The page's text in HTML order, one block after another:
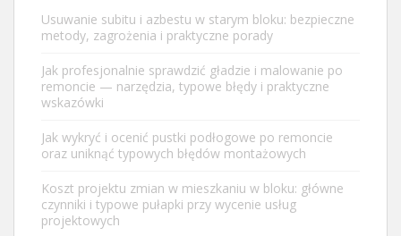
Usuwanie subitu i azbestu w starym bloku: bezpieczne
metody, zagrożenia i praktyczne porady
Jak profesjonalnie sprawdzić gładzie i malowanie po
remoncie — narzędzia, typowe błędy i praktyczne
wskazówki
Jak wykryć i ocenić pustki podłogowe po remoncie
oraz uniknąć typowych błędów montażowych
Koszt projektu zmian w mieszkaniu w bloku: główne
czynniki i typowe pułapki przy wycenie usług
projektowych